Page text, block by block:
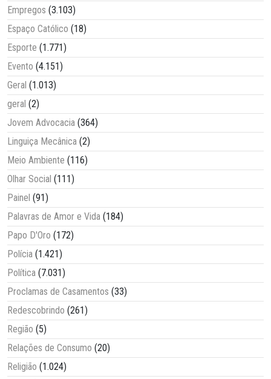
Empregos (3.103)
Espaço Católico (18)
Esporte (1.771)
Evento (4.151)
Geral (1.013)
geral (2)
Jovem Advocacia (364)
Linguiça Mecânica (2)
Meio Ambiente (116)
Olhar Social (111)
Painel (91)
Palavras de Amor e Vida (184)
Papo D'Oro (172)
Polícia (1.421)
Política (7.031)
Proclamas de Casamentos (33)
Redescobrindo (261)
Região (5)
Relações de Consumo (20)
Religião (1.024)